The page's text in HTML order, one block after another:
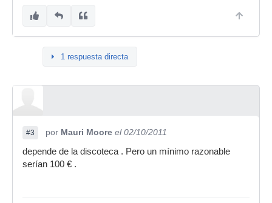
1 respuesta directa
#3 por Mauri Moore el 02/10/2011
depende de la discoteca . Pero un mínimo razonable
serían 100 € .